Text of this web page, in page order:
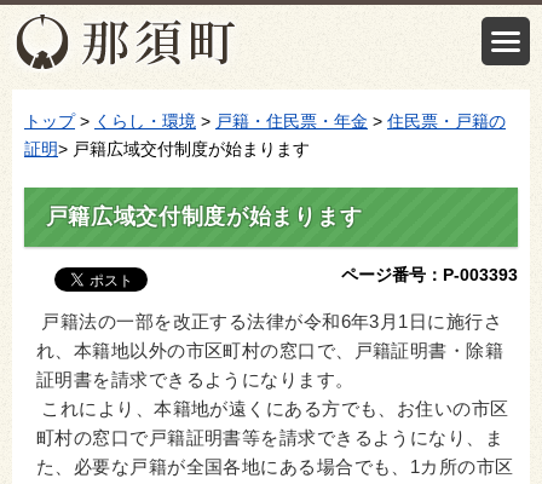
トップ> くらし・環境 > 戸籍・住民票・年金 > 住民票・戸籍の
証明> 戸籍広域交付制度が始まります
戸籍広域交付制度が始まります
ページ番号：P-003393
戸籍法の一部を改正する法律が令和6年3月1日に施行さ
れ、本籍地以外の市区町村の窓口で、戸籍証明書・除籍
証明書を請求できるようになります。
これにより、本籍地が遠くにある方でも、お住いの市区
町村の窓口で戸籍証明書等を請求できるようになり、ま
た、必要な戸籍が全国各地にある場合でも、1カ所の市区